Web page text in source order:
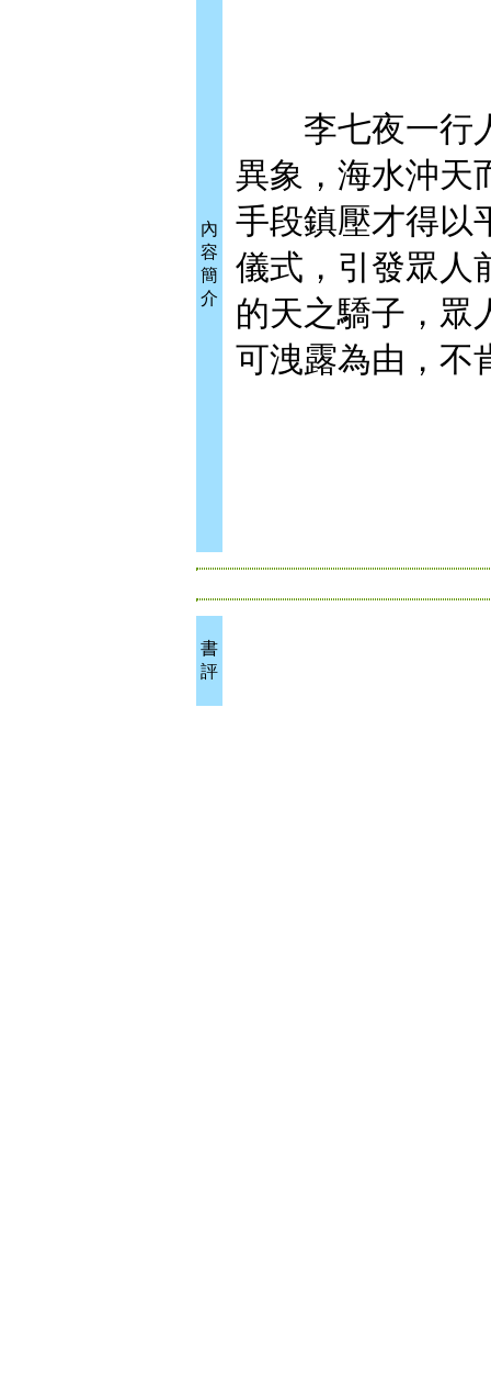
內
容
簡
介
李七夜一行人
異象，海水沖天
手段鎮壓才得
儀式，引發眾人
的天之驕子，眾
可洩露為由，
書
評